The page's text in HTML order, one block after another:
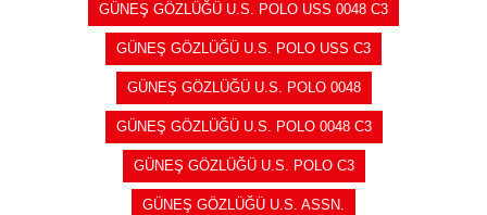
GÜNEŞ GÖZLÜĞÜ U.S. POLO USS 0048 C3
GÜNEŞ GÖZLÜĞÜ U.S. POLO USS C3
GÜNEŞ GÖZLÜĞÜ U.S. POLO 0048
GÜNEŞ GÖZLÜĞÜ U.S. POLO 0048 C3
GÜNEŞ GÖZLÜĞÜ U.S. POLO C3
GÜNEŞ GÖZLÜĞÜ U.S. ASSN.